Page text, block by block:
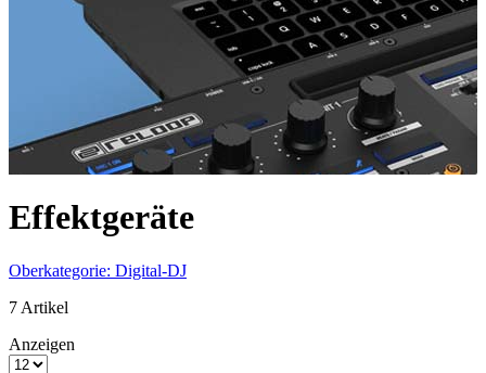
Effektgeräte
Oberkategorie: Digital-DJ
7 Artikel
Anzeigen